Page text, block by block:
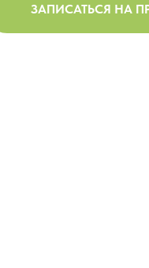
ЗАПИСАТЬСЯ НА